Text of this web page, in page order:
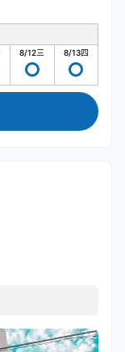
8/12三 8/13四